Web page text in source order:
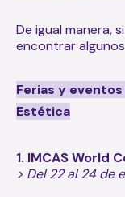
De igual manera,
encontrar
Ferias y
Estética
1. IMCAS World
> Del 22 al 24 de